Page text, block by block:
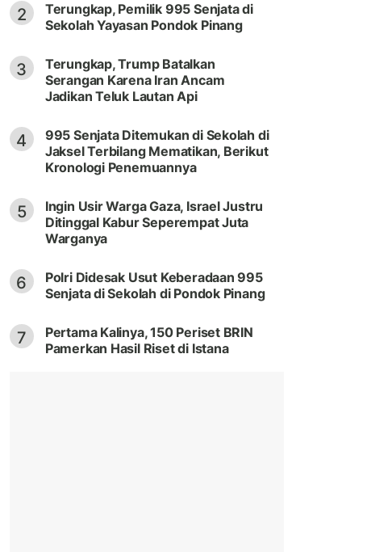
2
Terungkap, Pemilik 995 Senjata di
Sekolah Yayasan Pondok Pinang
3
Terungkap, Trump Batalkan
Serangan Karena Iran Ancam
Jadikan Teluk Lautan Api
4
995 Senjata Ditemukan di Sekolah di
Jaksel Terbilang Mematikan, Berikut
Kronologi Penemuannya
5
Ingin Usir Warga Gaza, Israel Justru
Ditinggal Kabur Seperempat Juta
Warganya
6
Polri Didesak Usut Keberadaan 995
Senjata di Sekolah di Pondok Pinang
7
Pertama Kalinya, 150 Periset BRIN
Pamerkan Hasil Riset di Istana